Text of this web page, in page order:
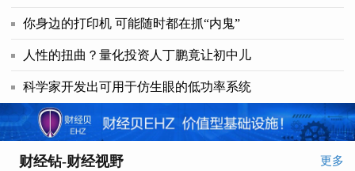
你身边的打印机 可能随时都在抓“内鬼”
人性的扭曲？量化投资人丁鹏竟让初中儿
科学家开发出可用于仿生眼的低功率系统
财经钻-财经视野 更多